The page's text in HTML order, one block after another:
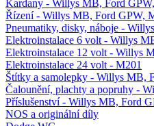
Kardany - Willys MB, Ford
Řízení - Willys MB, Ford GPW,
Pneumatiky, disky, náboje -
Elektroinstalace 6 volt - Willys
Elektroinstalace 12 volt - Willys
Elektroinstalace 24 volt - M201
Štítky a samolepky - Willys MB,
Čalounění, plachty a popruhy -
Příslušenství - Willys MB, Ford
NOS a originální díly